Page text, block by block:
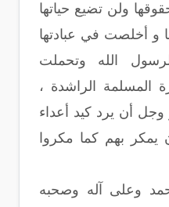
ولن تضيع حياتها
و أخلصت في عبادتها
الله وتحملت
المسلمة الراشدة ،
وجل أن يرد كيد أعداء
يمكر بهم كما مكروا
وعلى آله وصحبه